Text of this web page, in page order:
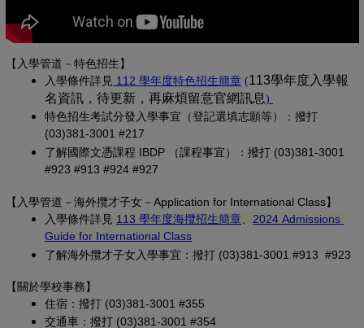
【入學管道－特色招生】
入學條件詳見 112 學年度特色招生簡章 (另開新視窗)
((PDF 檔，另開新視
113學年度入學報
名資訊，待更新，再麻煩留意官網訊息)
特色招生考試分發入學事宜（登記選填志願等）：撥打
(03)381-3001 #217
了解國際文憑課程 IBDP （課程事宜）：撥打 (03)381-3001
#923 #913 #924 #927
【 入學管道－ 海外攬才子女 －Application for International Class】
入學條件詳見 113 學年度海攬招生簡章 (另開新視窗)
2024 Admissions
Guide for International Class
了解海外攬才子女入學事宜：撥打 (03)381-3001 #913 #923
【關於學校事務】
住宿：撥打 (03)381-3001 #355
交通車：撥打 (03)381-3001 #354